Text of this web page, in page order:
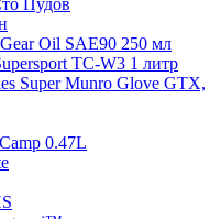
Oil SAE90 250 мл
TC-W3 1 литр
Super Munro Glove GTX,
0.47L